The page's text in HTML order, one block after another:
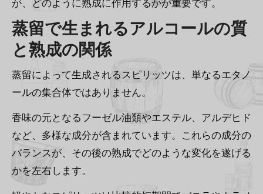
が、どのように熟成に作用するかが重要です。
蒸留で生まれるアルコールの質
と熟成の関係
蒸留によって生成されるスピリッツは、単なるエタノ
ールの集合体ではありません。
香味の元となるフーゼル油類やエステル、アルデヒド
など、多様な成分が含まれています。これらの成分の
バランスが、その後の熟成でどのような変化を遂げる
かを左右します。